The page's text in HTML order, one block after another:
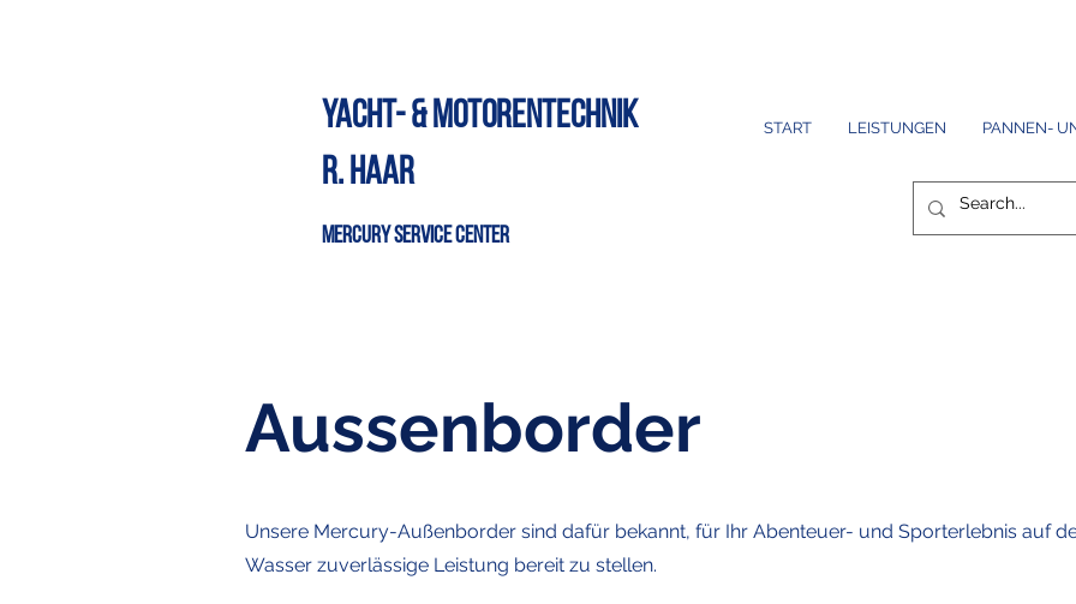
Yacht- & Motorentechnik
R. Haar
Mercury Service Center
START LEISTUNGEN PANNEN-
Aussenborder
Unsere Mercury-Außenborder sind dafür bekannt, für Ihr Abenteuer- und Sporterlebnis auf
Wasser zuverlässige Leistung bereit zu stellen.